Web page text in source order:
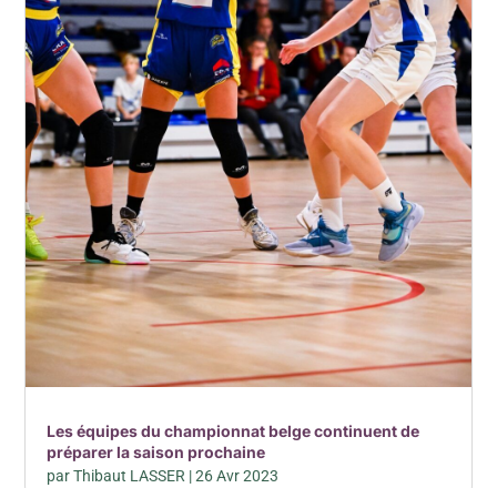
Les équipes du championnat belge continuent de
préparer la saison prochaine
parThibaut LASSER |26 Avr 2023